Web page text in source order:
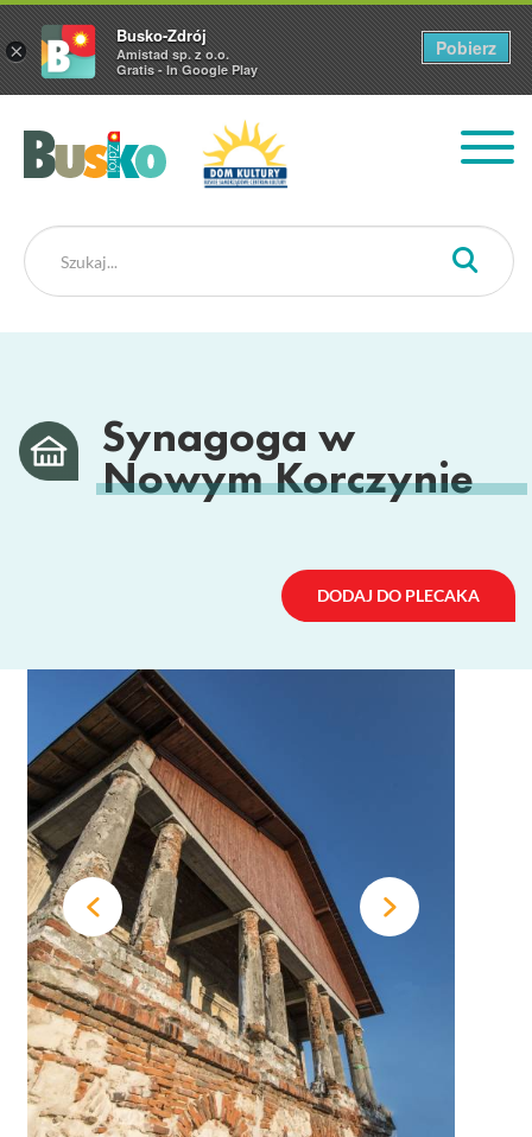
Busko Zdrój
Synagoga w
Nowym Korczynie
DODAJ DO PLECAKA
×
Busko-Zdrój
Amistad sp. z o.o.
Gratis - In Google Play
Pobierz